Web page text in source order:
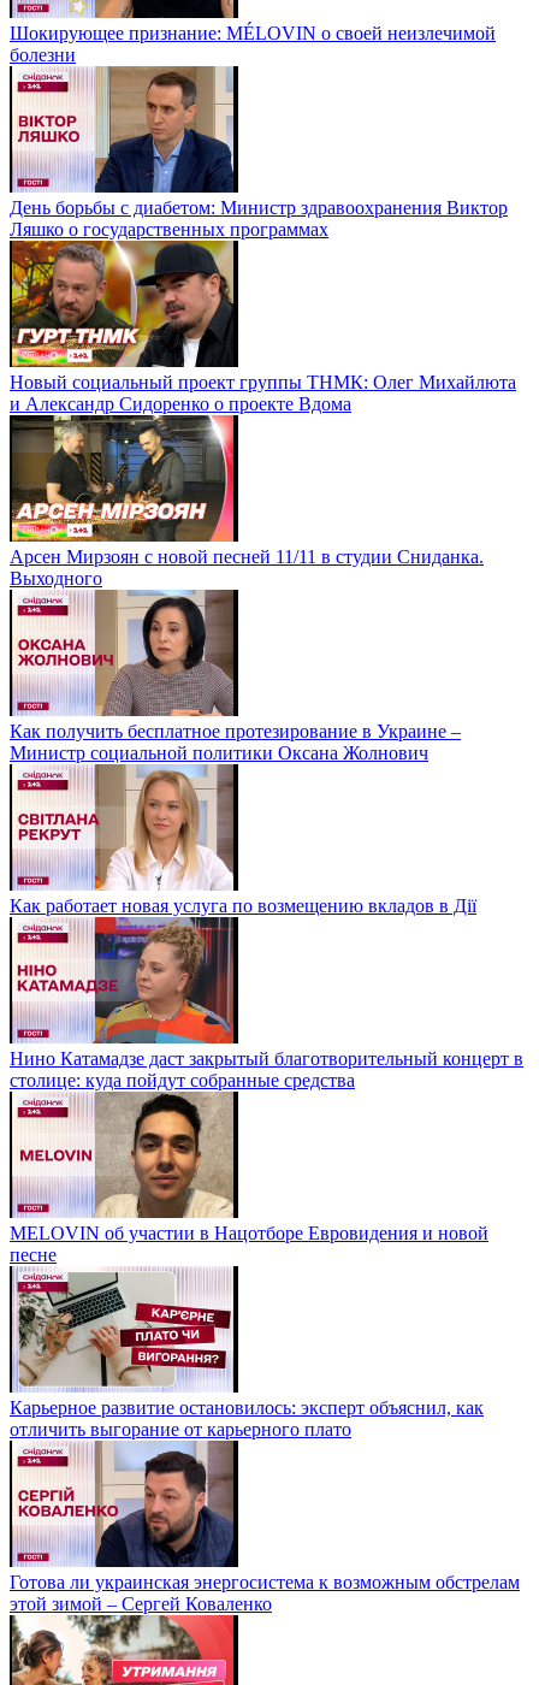
Шокирующее признание: MÉLOVIN о своей неизлечимой
болезни
День борьбы с диабетом: Министр здравоохранения Виктор
Ляшко о государственных программах
Новый социальный проект группы ТНМК: Олег Михайлюта
и Александр Сидоренко о проекте Вдома
Арсен Мирзоян с новой песней 11/11 в студии Сниданка.
Выходного
Как получить бесплатное протезирование в Украине –
Министр социальной политики Оксана Жолнович
Как работает новая услуга по возмещению вкладов в Дії
Нино Катамадзе даст закрытый благотворительный концерт в
столице: куда пойдут собранные средства
MELOVIN об участии в Нацотборе Евровидения и новой
песне
Карьерное развитие остановилось: эксперт объяснил, как
отличить выгорание от карьерного плато
Готова ли украинская энергосистема к возможным обстрелам
этой зимой – Сергей Коваленко